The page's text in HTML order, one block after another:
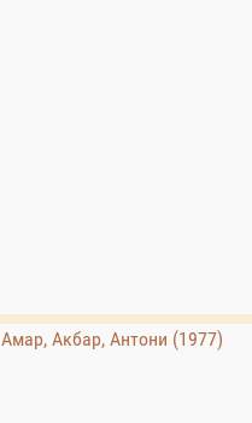
Амар, Акбар, Антони (1977)